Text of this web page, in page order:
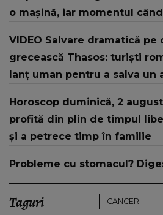
o mașină, iar momentul
REACȚIE. Ce a urmat și ce s-
proprietarii autoturismului
VIDEO Salvare dramatică pe
grecească Thasos: turiști
lanț uman pentru a salva un
Horoscop duminică, 2
profită din plin de timpul
și a petrece timp în familie
Probleme cu stomacul?
Taguri CANCER